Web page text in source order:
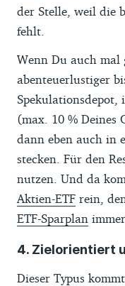
der Stelle, weil die
fehlt.
Wenn Du auch mal
abenteuerlustiger
Spekulationsdepot,
(max. 10 % Deines
dann eben auch in
stecken. Für den
nutzen. Und da
Aktien-ETF rein,
ETF-Sparplan
4. Zielorientiert
Dieser Typus